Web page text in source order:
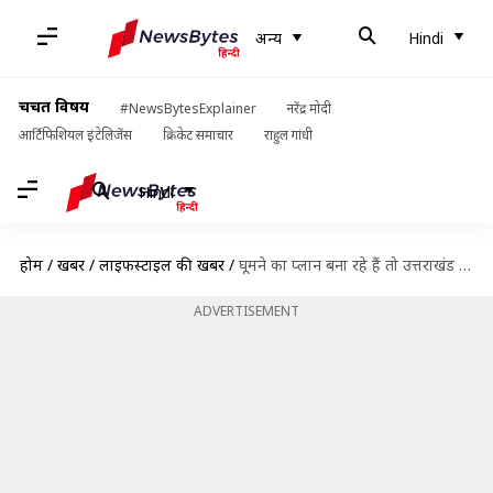
अन्य Hindi
चर्चित विषय #NewsBytesExplainer
नरेंद्र मोदी
आर्टिफिशियल इंटेलिजेंस
क्रिकेट समाचार राहुल गांधी
Hindi
होम / खबरें / लाइफस्टाइल की खबरें / घूमने का प्लान बना रहे हैं तो उत्तराखंड की इन खूबसूरत जगहों का करें रुख
ADVERTISEMENT